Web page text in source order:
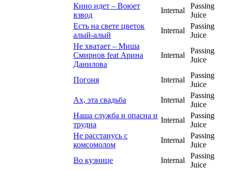
Кино идет – Воюет
взвод
Internal
Passing
Juice
Есть на свете цветок
алый-алый
Internal
Passing
Juice
Не хватает – Миша
Смирнов feat Арина
Данилова
Internal
Passing
Juice
Погоня Internal
Passing
Juice
Ах, эта свадьба
Internal
Passing
Juice
Наша служба и опасна и
трудна
Internal
Passing
Juice
Не расстанусь с
комсомолом
Internal
Passing
Juice
Во кузнице
Internal
Passing
Juice